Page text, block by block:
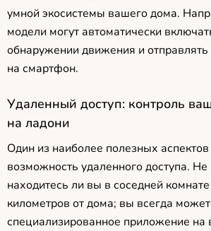
умной экосистемы вашего дома.
модели могут автоматически
обнаружении движения и
на смартфон.
Удаленный доступ: контроль
на ладони
Один из наиболее полезных
возможность удаленного доступа.
находитесь ли вы в соседней
километров от дома; вы всегда
специализированное приложение